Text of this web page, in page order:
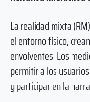
La realidad mixta
el entorno físico,
envolventes. Los
permitir a los
y participar en la